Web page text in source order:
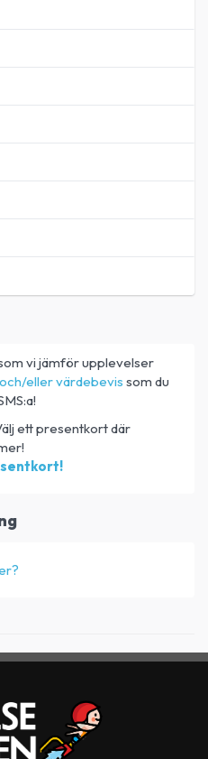
vi jämför upplevelser
eller värdebevis som du
ett presentkort där